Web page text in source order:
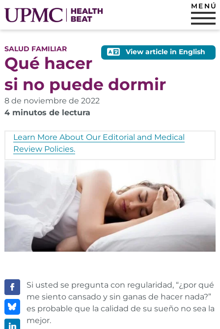
MENÚ
View article in English
SALUD FAMILIAR
Qué hacer
si no puede dormir
8 de noviembre de 2022
4 minutos de lectura
Learn More About Our Editorial and Medical
Review Policies.
Si usted se pregunta con regularidad, “¿por qué
me siento cansado y sin ganas de hacer nada?”
es probable que la calidad de su sueño no sea la
mejor.